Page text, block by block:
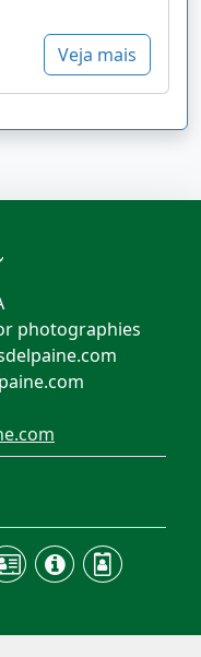
Veja mais
photographies